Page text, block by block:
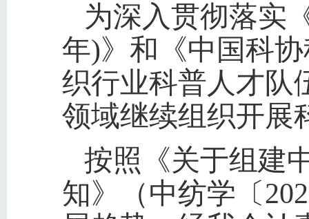
为深入贯彻落实
年)》和《中国科
织行业科普人才队
领域继续组织开展
按照《关于组建
知》（中纺学〔